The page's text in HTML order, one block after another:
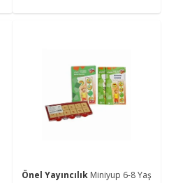
Önel Yayıncılık Miniyup 6-8 Yaş